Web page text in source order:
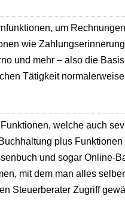
um
wie
und mehr – also die
Tätigkeit
welche auch
plus
und sogar Online-
mit dem man alles
Steuerberater Zugriff